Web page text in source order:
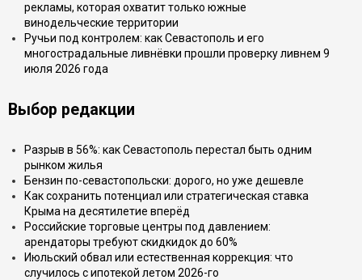
рекламы, которая охватит только южные
винодельческие территории
Ручьи под контролем: как Севастополь и его
многострадальные ливнёвки прошли проверку ливнем 9
июля 2026 года
Выбор редакции
Разрыв в 56%: как Севастополь перестал быть одним
рынком жилья
Бензин по-севастопольски: дорого, но уже дешевле
Как сохранить потенциал или стратегическая ставка
Крыма на десятилетие вперёд
Российские торговые центры под давлением:
арендаторы требуют скидкидок до 60%
Июльский обвал или естественная коррекция: что
случилось с ипотекой летом 2026-го